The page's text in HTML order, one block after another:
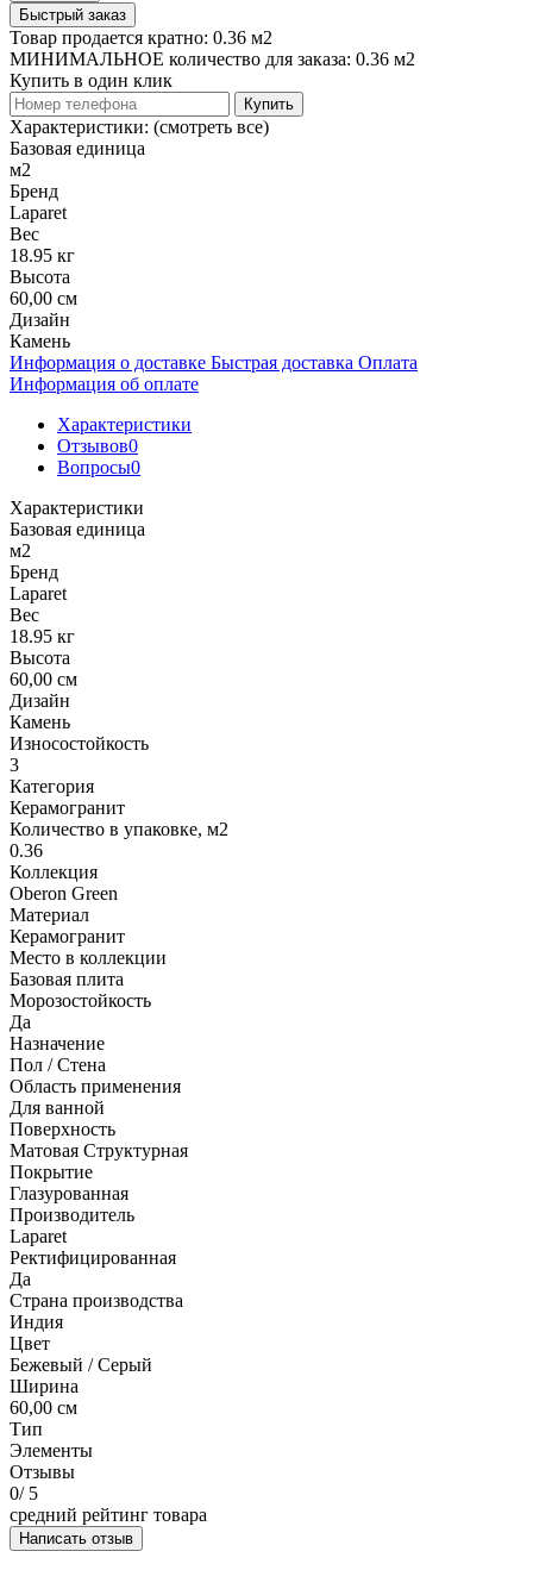
Быстрый заказ
Товар продается кратно: 0.36 м2
МИНИМАЛЬНОЕ количество для заказа: 0.36 м2
Купить в один клик
Купить
Характеристики: (смотреть все)
Базовая единица
м2
Бренд
Laparet
Вес
18.95 кг
Высота
60,00 см
Дизайн
Камень
Информация о доставке Быстрая доставка Оплата
Информация об оплате
Характеристики
Отзывов0
Вопросы0
Характеристики
Базовая единица
м2
Бренд
Laparet
Вес
18.95 кг
Высота
60,00 см
Дизайн
Камень
Износостойкость
3
Категория
Керамогранит
Количество в упаковке, м2
0.36
Коллекция
Oberon Green
Материал
Керамогранит
Место в коллекции
Базовая плита
Морозостойкость
Да
Назначение
Пол / Стена
Область применения
Для ванной
Поверхность
Матовая Структурная
Покрытие
Глазурованная
Производитель
Laparet
Ректифицированная
Да
Страна производства
Индия
Цвет
Бежевый / Серый
Ширина
60,00 см
Тип
Элементы
Отзывы
0/ 5
средний рейтинг товара
Написать отзыв